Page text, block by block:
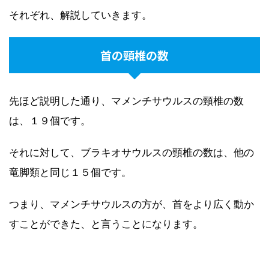
それぞれ、解説していきます。
首の頸椎の数
先ほど説明した通り、マメンチサウルスの頸椎の数
は、１９個です。
それに対して、ブラキオサウルスの頸椎の数は、他の
竜脚類と同じ１５個です。
つまり、マメンチサウルスの方が、首をより広く動か
すことができた、と言うことになります。